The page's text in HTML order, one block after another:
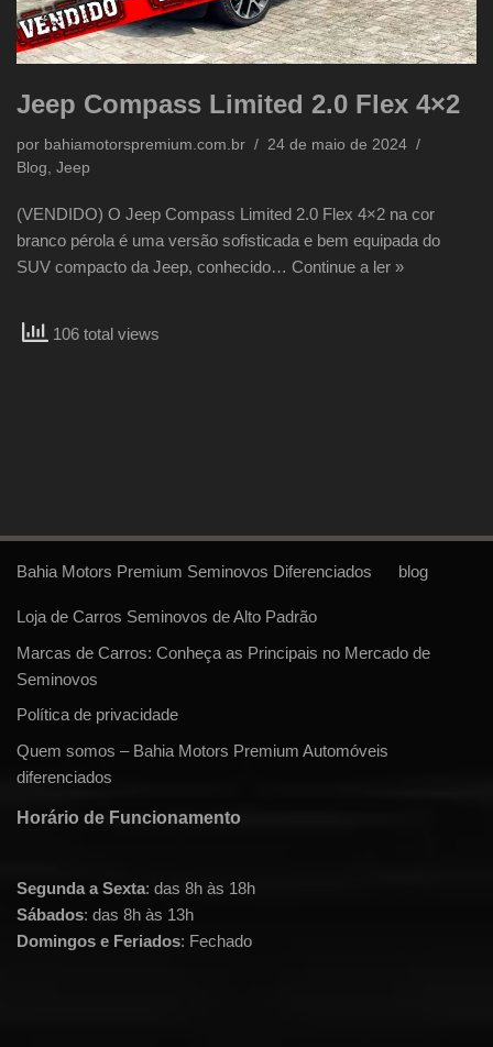
Jeep Compass Limited 2.0 Flex 4×2
por bahiamotorspremium.com.br
24 de maio de 2024
Blog, Jeep
(VENDIDO) O Jeep Compass Limited 2.0 Flex 4×2 na cor
branco pérola é uma versão sofisticada e bem equipada do
SUV compacto da Jeep, conhecido… Continue a ler »
106 total views
Bahia Motors Premium Seminovos Diferenciados blog
Loja de Carros Seminovos de Alto Padrão
Marcas de Carros: Conheça as Principais no Mercado de
Seminovos
Política de privacidade
Quem somos – Bahia Motors Premium Automóveis
diferenciados
Horário de Funcionamento
Segunda a Sexta: das 8h às 18h
Sábados: das 8h às 13h
Domingos e Feriados: Fechado